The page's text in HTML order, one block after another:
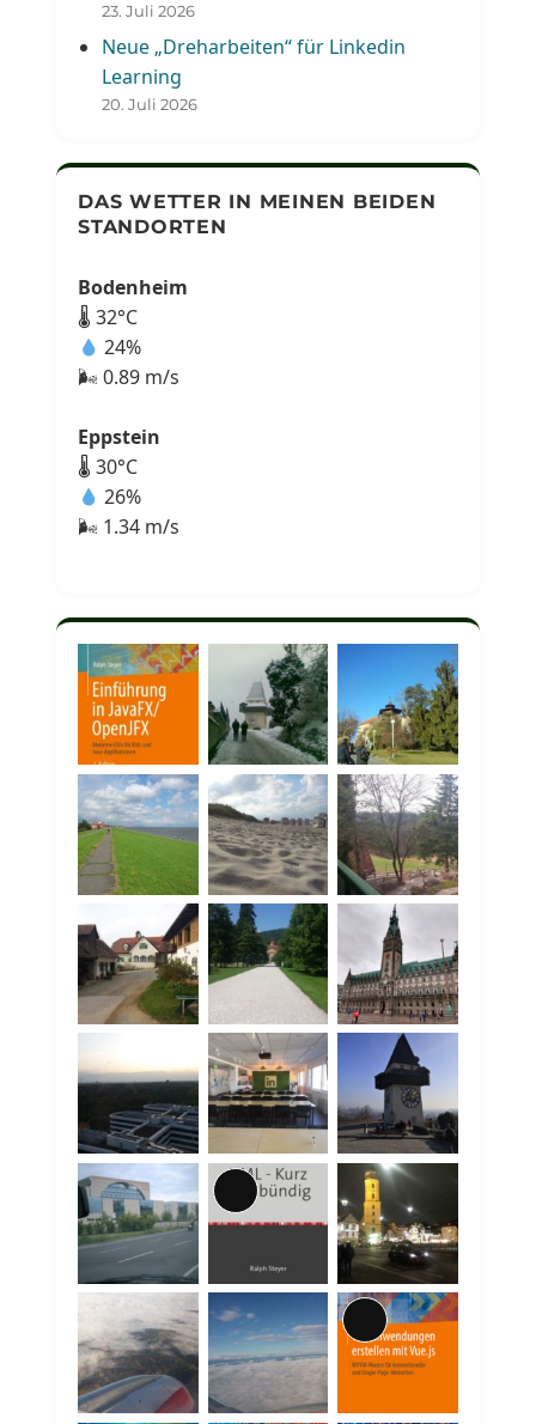
23. Juli 2026
Neue „Dreharbeiten“ für Linkedin
Learning
20. Juli 2026
DAS WETTER IN MEINEN BEIDEN
STANDORTEN
Bodenheim
🌡 32°C
24%
🌬 0.89 m/s
Eppstein
🌡 30°C
26%
🌬 1.34 m/s
Lange
Beschreibung
Lange
Beschreibung